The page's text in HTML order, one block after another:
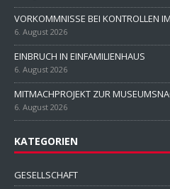
VORKOMMNISSE BEI KONTROLLEN
6. August 2026
EINBRUCH IN EINFAMILIENHAUS
6. August 2026
MITMACHPROJEKT ZUR
6. August 2026
KATEGORIEN
GESELLSCHAFT